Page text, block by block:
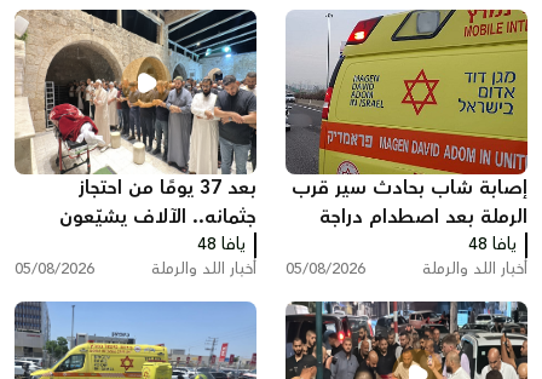
إصابة شاب بحادث سير قرب
الرملة بعد اصطدام دراجة
نارية بسيارة
يافا 48
أخبار اللد والرملة 05/08/2026
بعد 37 يومًا من احتجاز
جثمانه.. الآلاف يشيّعون
المغدور سامي أحمد
جعصوص في اللد
يافا 48
أخبار اللد والرملة 05/08/2026